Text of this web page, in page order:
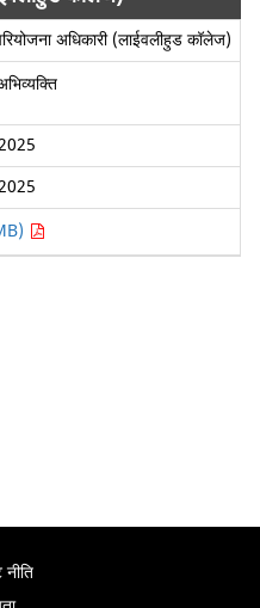
अधिकारी (लाईवलीहुड कॉलेज)